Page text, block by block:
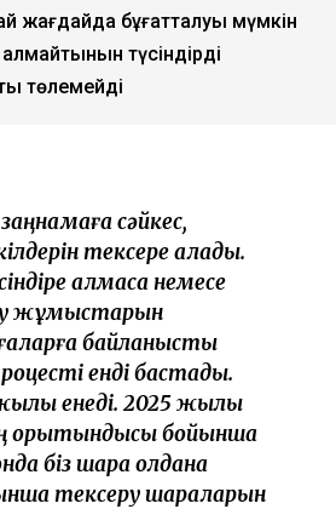
жағдайда бұғатталуы мүмкін
түсіндірді
төлемейді
заңнамаға сәйкес,
тексере алады.
алмаса немесе
жұмыстарын
байланысты
енді бастадық.
жылы енеді. 2025 жылы
қорытындысы бойынша
біз шара қолдана
тексеру шараларын